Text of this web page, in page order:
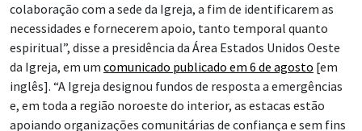
colaboração com a sede da Igreja, a fim de identificarem as
necessidades e fornecerem apoio, tanto temporal quanto
espiritual”, disse a presidência da Área Estados Unidos Oeste
da Igreja, em um comunicado publicado em 6 de agosto [em
inglês]. “A Igreja designou fundos de resposta a emergências
e, em toda a região noroeste do interior, as estacas estão
apoiando organizações comunitárias de confiança e sem fins